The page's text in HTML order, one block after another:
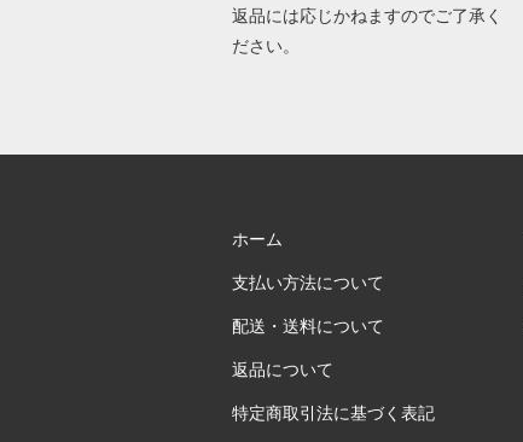
返品には応じかねますのでご了承く
ださい。
ホーム
支払い方法について
配送・送料について
返品について
特定商取引法に基づく表記